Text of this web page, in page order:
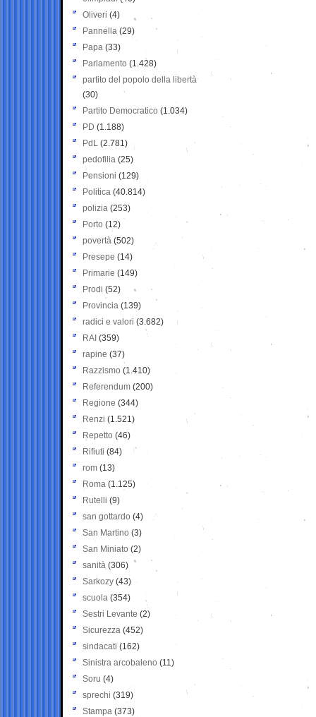
Oliveri (4)
Pannella (29)
Papa (33)
Parlamento (1.428)
partito del popolo della libertà
(30)
Partito Democratico (1.034)
PD (1.188)
PdL (2.781)
pedofilia (25)
Pensioni (129)
Politica (40.814)
polizia (253)
Porto (12)
povertà (502)
Presepe (14)
Primarie (149)
Prodi (52)
Provincia (139)
radici e valori (3.682)
RAI (359)
rapine (37)
Razzismo (1.410)
Referendum (200)
Regione (344)
Renzi (1.521)
Repetto (46)
Rifiuti (84)
rom (13)
Roma (1.125)
Rutelli (9)
san gottardo (4)
San Martino (3)
San Miniato (2)
sanità (306)
Sarkozy (43)
scuola (354)
Sestri Levante (2)
Sicurezza (452)
sindacati (162)
Sinistra arcobaleno (11)
Soru (4)
sprechi (319)
Stampa (373)